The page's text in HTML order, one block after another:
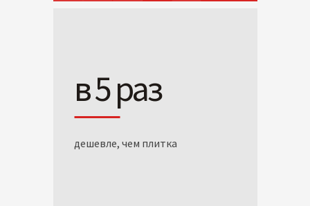
в 5 раз
дешевле, чем плитка